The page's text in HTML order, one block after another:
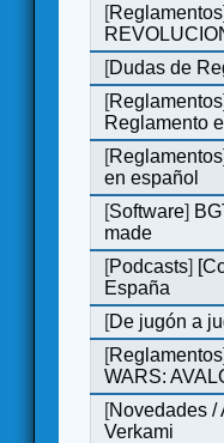
[Reglamentos]
[Dudas de
[Reglamentos]
Reglamento
[Reglamentos
en español
[Software]
made
[Podcasts]
España
[De jugón a
[Reglamentos]
WARS:
[Novedades /
Verkami